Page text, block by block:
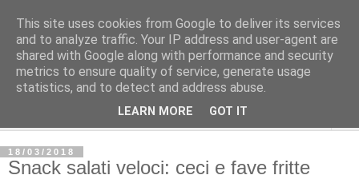
18/03/2018
Snack salati veloci: ceci e fave fritte
This site uses cookies from Google to deliver its services
and to analyze traffic. Your IP address and user-agent are
shared with Google along with performance and security
metrics to ensure quality of service, generate usage
statistics, and to detect and address abuse.
LEARN MORE GOT IT